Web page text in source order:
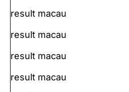
result macau
result macau
result macau
result macau